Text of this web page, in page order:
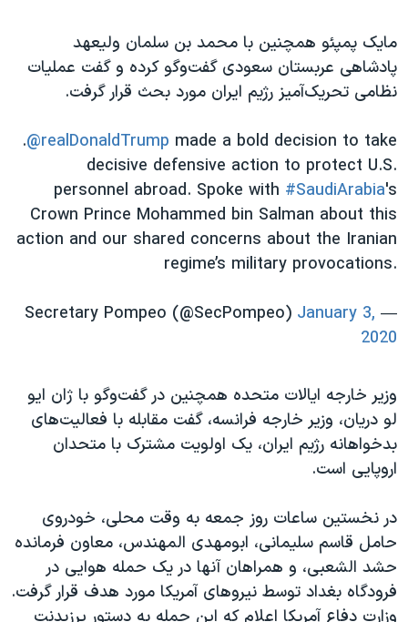
مایک پمپئو همچنین با محمد بن سلمان ولیعهد
پادشاهی عربستان سعودی گفت‌وگو کرده و گفت عملیات
نظامی تحریک‌آمیز رژیم ایران مورد بحث قرار گرفت.
.@realDonaldTrump made a bold decision to take
decisive defensive action to protect U.S.
personnel abroad. Spoke with #SaudiArabia's
Crown Prince Mohammed bin Salman about this
action and our shared concerns about the Iranian
regime’s military provocations.
— Secretary Pompeo (@SecPompeo)
January 3,
2020
وزیر خارجه ایالات متحده همچنین در گفت‌وگو با ژان‌ ایو
لو دریان، وزیر خارجه فرانسه، گفت مقابله با فعالیت‌های
بدخواهانه رژیم ایران، یک اولویت مشترک با متحدان
اروپایی است.
در نخستین ساعات روز جمعه به وقت محلی، خودروی
حامل قاسم سلیمانی، ابومهدی المهندس،‌ معاون فرمانده
حشد الشعبی، و همراهان آنها در یک حمله هوایی در
فرودگاه بغداد توسط نیروهای آمریکا مورد هدف قرار گرفت.